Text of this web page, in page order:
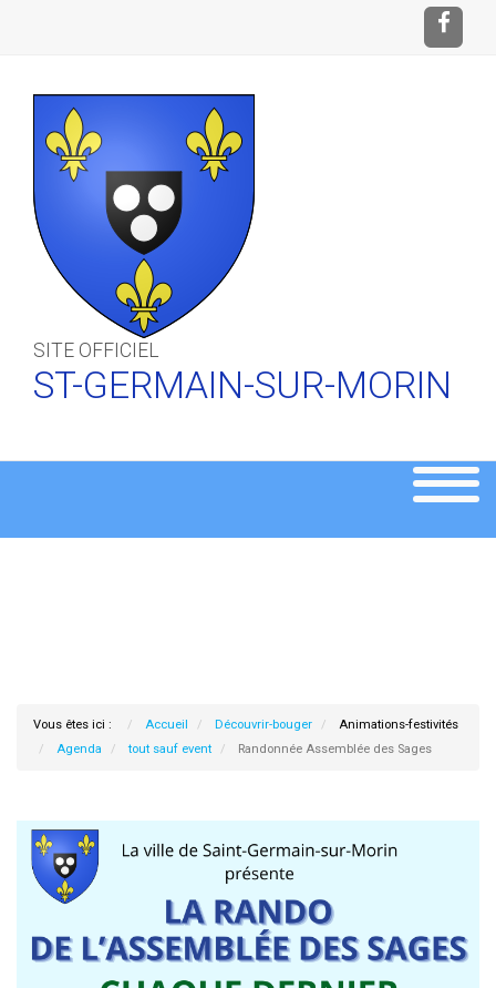
SITE OFFICIEL
ST-GERMAIN-SUR-MORIN
Vous êtes ici : Accueil Découvrir-bouger
Animations-festivités
Agenda
tout sauf event Randonnée Assemblée des Sages